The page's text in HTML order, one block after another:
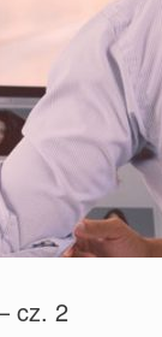
cz. 2